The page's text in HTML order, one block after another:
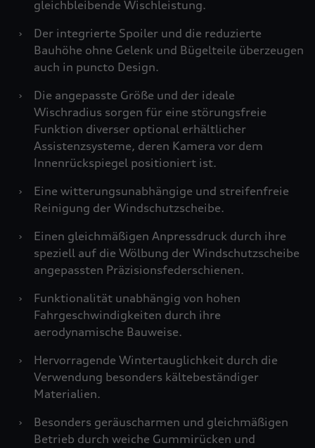
gleichbleibende Wischleistung.
›
Der integrierte Spoiler und die reduzierte
Bauhöhe ohne Gelenk und Bügelteile überzeugen
auch in puncto Design.
›
Die angepasste Größe und der ideale
Wischradius sorgen für eine störungsfreie
Funktion diverser optional erhältlicher
Assistenzsysteme, deren Kamera vor dem
Innenrückspiegel positioniert ist.
›
Eine witterungsunabhängige und streifenfreie
Reinigung der Windschutzscheibe.
›
Einen gleichmäßigen Anpressdruck durch ihre
speziell auf die Wölbung der Windschutzscheibe
angepassten Präzisionsfederschienen.
›
Funktionalität unabhängig von hohen
Fahrgeschwindigkeiten durch ihre
aerodynamische Bauweise.
›
Hervorragende Wintertauglichkeit durch die
Verwendung besonders kältebeständiger
Materialien.
›
Besonders geräuscharmen und gleichmäßigen
Betrieb durch weiche Gummirücken und